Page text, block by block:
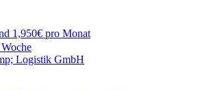
1,950€ pro Monat
Logistik GmbH